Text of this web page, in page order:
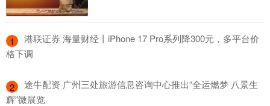
1
​港联证券 海量财经丨iPhone 17 Pro系列降300元，多平台价
格下调
2
​途牛配资 广州三处旅游信息咨询中心推出“全运燃梦 八景生
辉”微展览